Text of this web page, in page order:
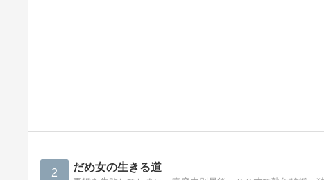
2 だめ女の生きる道